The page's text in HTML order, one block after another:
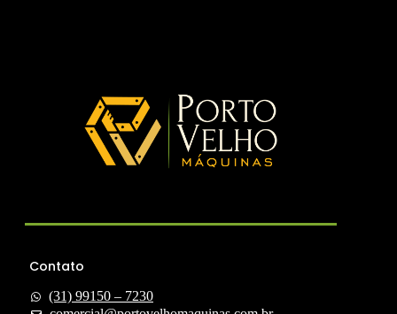
Contato
(31) 99150 – 7230